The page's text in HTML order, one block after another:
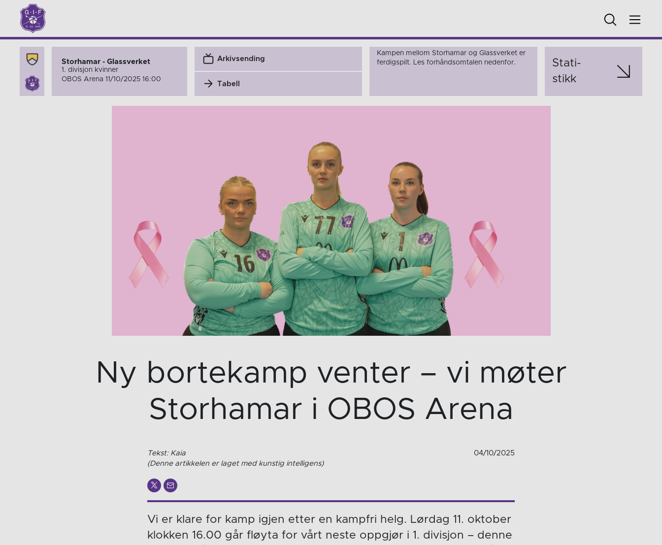
Storhamar - Glassverket
1. divisjon kvinner
OBOS Arena 11/10/2025 16:00
Arkivsending
Tabell
Kampen mellom Storhamar og Glassverket er
ferdigspilt. Les forhåndsomtalen nedenfor.
Stati­
stikk
Ny bortekamp venter – vi møter
Storhamar i OBOS Arena
Tekst: Kaia
04/10/2025
(Denne artikkelen er laget med kunstig intelligens)
Vi er klare for kamp igjen etter en kampfri helg. Lørdag 11. oktober
klokken 16.00 går fløyta for vårt neste oppgjør i 1. divisjon – denne